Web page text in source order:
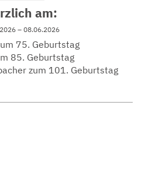
am:
– 08.06.2026
75. Geburtstag
85. Geburtstag
zum 101. Geburtstag